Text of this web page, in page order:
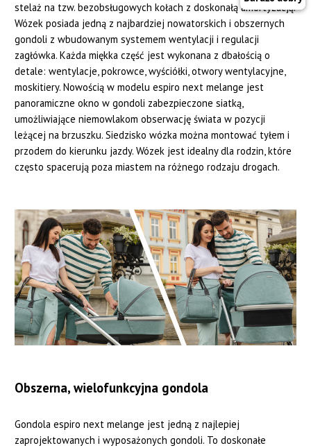
stelaż na tzw. bezobsługowych kołach z doskonałą amortyzacją.
Wózek posiada jedną z najbardziej nowatorskich i obszernych
gondoli z wbudowanym systemem wentylacji i regulacji
zagłówka. Każda miękka część jest wykonana z dbałością o
detale: wentylacje, pokrowce, wyściółki, otwory wentylacyjne,
moskitiery. Nowością w modelu espiro next melange jest
panoramiczne okno w gondoli zabezpieczone siatką,
umożliwiające niemowlakom obserwację świata w pozycji
leżącej na brzuszku. Siedzisko wózka można montować tyłem i
przodem do kierunku jazdy. Wózek jest idealny dla rodzin, które
często spacerują poza miastem na różnego rodzaju drogach.
Obszerna, wielofunkcyjna gondola
Gondola espiro next melange jest jedną z najlepiej
zaprojektowanych i wyposażonych gondoli. To doskonałe